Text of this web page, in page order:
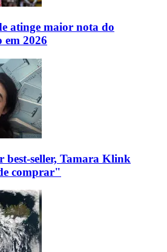
atinge maior nota do
em 2026
best-seller, Tamara Klink
comprar"